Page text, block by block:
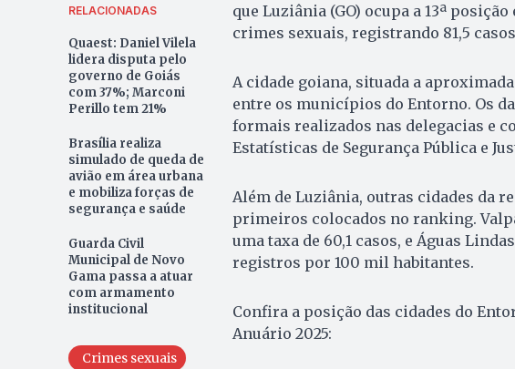
RELACIONADAS
Quaest: Daniel Vilela
lidera disputa pelo
governo de Goiás
com 37%; Marconi
Perillo tem 21%
Brasília realiza
simulado de queda de
avião em área urbana
e mobiliza forças de
segurança e saúde
Guarda Civil
Municipal de Novo
Gama passa a atuar
com armamento
institucional
Crimes sexuais
que Luziânia (GO) ocupa a 13ª
crimes sexuais, registrando 81,5
A cidade goiana, situada a
entre os municípios do Entorno. Os
formais realizados nas delegacias e
Estatísticas de Segurança Pública e
Além de Luziânia, outras cidades da
primeiros colocados no ranking.
uma taxa de 60,1 casos, e Águas
registros por 100 mil habitantes.
Confira a posição das cidades do
Anuário 2025: